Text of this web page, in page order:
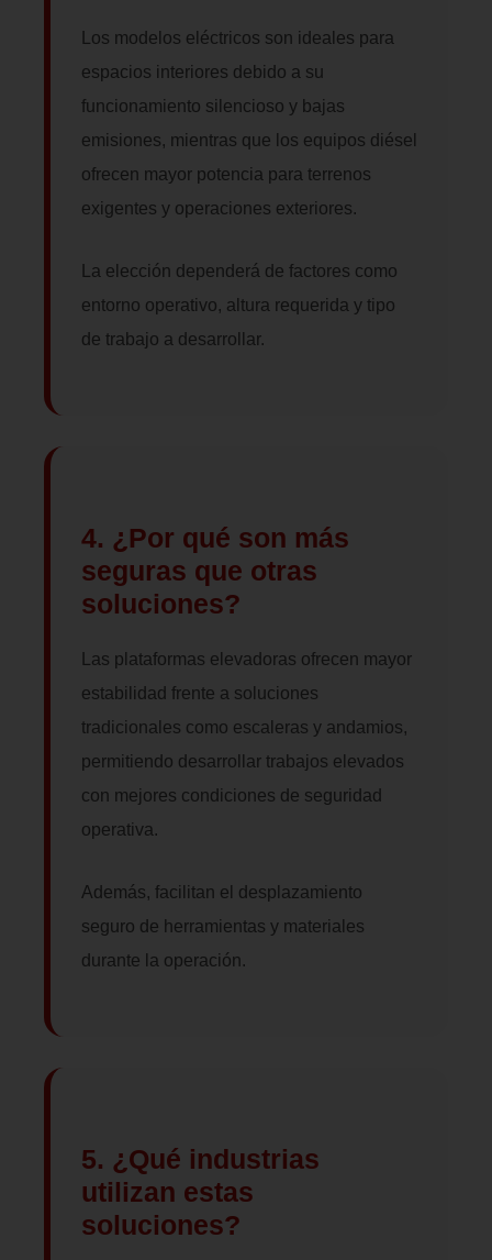
Los modelos eléctricos son ideales para
espacios interiores debido a su
funcionamiento silencioso y bajas
emisiones, mientras que los equipos diésel
ofrecen mayor potencia para terrenos
exigentes y operaciones exteriores.
La elección dependerá de factores como
entorno operativo, altura requerida y tipo
de trabajo a desarrollar.
4. ¿Por qué son más
seguras que otras
soluciones?
Las plataformas elevadoras ofrecen mayor
estabilidad frente a soluciones
tradicionales como escaleras y andamios,
permitiendo desarrollar trabajos elevados
con mejores condiciones de seguridad
operativa.
Además, facilitan el desplazamiento
seguro de herramientas y materiales
durante la operación.
5. ¿Qué industrias
utilizan estas
soluciones?